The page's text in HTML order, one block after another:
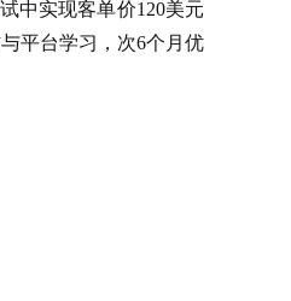
中实现客单价120美元
平台学习，次6个月优